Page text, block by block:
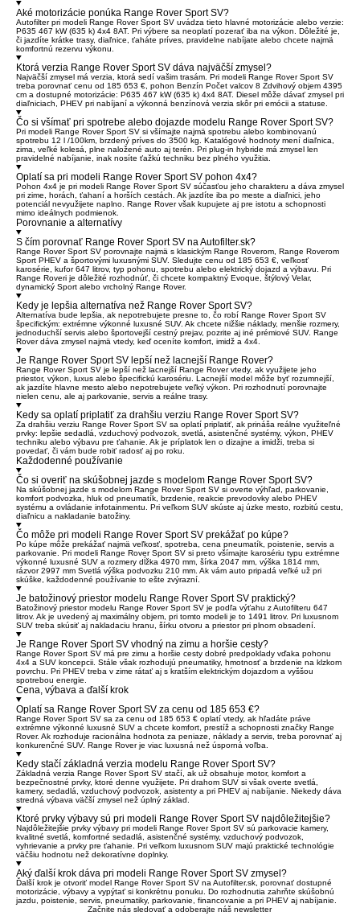
Aké motorizácie ponúka Range Rover Sport SV?
Autofilter pri modeli Range Rover Sport SV uvádza tieto hlavné motorizácie alebo verzie:
P635 467 kW (635 k) 4x4 8AT. Pri výbere sa neoplatí pozerať iba na výkon. Dôležité je,
či jazdíte krátke trasy, diaľnice, ťaháte príves, pravidelne nabíjate alebo chcete najmä
komfortnú rezervu výkonu.
Ktorá verzia Range Rover Sport SV dáva najväčší zmysel?
Najväčší zmysel má verzia, ktorá sedí vašim trasám. Pri modeli Range Rover Sport SV
treba porovnať cenu od 185 653 €, pohon Benzín Počet valcov 8 Zdvihový objem 4395
cm a dostupné motorizácie: P635 467 kW (635 k) 4x4 8AT. Diesel môže dávať zmysel pri
diaľniciach, PHEV pri nabíjaní a výkonná benzínová verzia skôr pri emócii a statuse.
Čo si všímať pri spotrebe alebo dojazde modelu Range Rover Sport SV?
Pri modeli Range Rover Sport SV si všímajte najmä spotrebu alebo kombinovanú
spotrebu 12 l /100km, brzdený príves do 3500 kg. Katalógové hodnoty mení diaľnica,
zima, veľké kolesá, plne naložené auto aj terén. Pri plug-in hybride má zmysel len
pravidelné nabíjanie, inak nosíte ťažkú techniku bez plného využitia.
Oplatí sa pri modeli Range Rover Sport SV pohon 4x4?
Pohon 4x4 je pri modeli Range Rover Sport SV súčasťou jeho charakteru a dáva zmysel
pri zime, horách, ťahaní a horších cestách. Ak jazdíte iba po meste a diaľnici, jeho
potenciál nevyužijete naplno. Range Rover však kupujete aj pre istotu a schopnosti
mimo ideálnych podmienok.
Porovnanie a alternatívy
S čím porovnať Range Rover Sport SV na Autofilter.sk?
Range Rover Sport SV porovnajte najmä s klasickým Range Roverom, Range Roverom
Sport PHEV a športovými luxusnými SUV. Sledujte cenu od 185 653 €, veľkosť
karosérie, kufor 647 litrov, typ pohonu, spotrebu alebo elektrický dojazd a výbavu. Pri
Range Roveri je dôležité rozhodnúť, či chcete kompaktný Evoque, štýlový Velar,
dynamický Sport alebo vrcholný Range Rover.
Kedy je lepšia alternatíva než Range Rover Sport SV?
Alternatíva bude lepšia, ak nepotrebujete presne to, čo robí Range Rover Sport SV
špecifickým: extrémne výkonné luxusné SUV. Ak chcete nižšie náklady, menšie rozmery,
jednoduchší servis alebo športovejší cestný prejav, pozrite aj iné prémiové SUV. Range
Rover dáva zmysel najmä vtedy, keď oceníte komfort, imidž a 4x4.
Je Range Rover Sport SV lepší než lacnejší Range Rover?
Range Rover Sport SV je lepší než lacnejší Range Rover vtedy, ak využijete jeho
priestor, výkon, luxus alebo špecifickú karosériu. Lacnejší model môže byť rozumnejší,
ak jazdíte hlavne mesto alebo nepotrebujete veľký výkon. Pri rozhodnutí porovnajte
nielen cenu, ale aj parkovanie, servis a reálne trasy.
Kedy sa oplatí priplatiť za drahšiu verziu Range Rover Sport SV?
Za drahšiu verziu Range Rover Sport SV sa oplatí priplatiť, ak prináša reálne využiteľné
prvky: lepšie sedadlá, vzduchový podvozok, svetlá, asistenčné systémy, výkon, PHEV
techniku alebo výbavu pre ťahanie. Ak je príplatok len o dizajne a imidži, treba si
povedať, či vám bude robiť radosť aj po roku.
Každodenné používanie
Čo si overiť na skúšobnej jazde s modelom Range Rover Sport SV?
Na skúšobnej jazde s modelom Range Rover Sport SV si overte výhľad, parkovanie,
komfort podvozka, hluk od pneumatík, brzdenie, reakcie prevodovky alebo PHEV
systému a ovládanie infotainmentu. Pri veľkom SUV skúste aj úzke mesto, rozbitú cestu,
diaľnicu a nakladanie batožiny.
Čo môže pri modeli Range Rover Sport SV prekážať po kúpe?
Po kúpe môže prekážať najmä veľkosť, spotreba, cena pneumatík, poistenie, servis a
parkovanie. Pri modeli Range Rover Sport SV si preto všímajte karosériu typu extrémne
výkonné luxusné SUV a rozmery dĺžka 4970 mm, šírka 2047 mm, výška 1814 mm,
rázvor 2997 mm Svetlá výška podvozku 210 mm. Ak vám auto pripadá veľké už pri
skúške, každodenné používanie to ešte zvýrazní.
Je batožinový priestor modelu Range Rover Sport SV praktický?
Batožinový priestor modelu Range Rover Sport SV je podľa výťahu z Autofilteru 647
litrov. Ak je uvedený aj maximálny objem, pri tomto modeli je to 1491 litrov. Pri luxusnom
SUV treba skúsiť aj nakladaciu hranu, šírku otvoru a priestor pri plnom obsadení.
Je Range Rover Sport SV vhodný na zimu a horšie cesty?
Range Rover Sport SV má pre zimu a horšie cesty dobré predpoklady vďaka pohonu
4x4 a SUV koncepcii. Stále však rozhodujú pneumatiky, hmotnosť a brzdenie na klzkom
povrchu. Pri PHEV treba v zime rátať aj s kratším elektrickým dojazdom a vyššou
spotrebou energie.
Cena, výbava a ďalší krok
Oplatí sa Range Rover Sport SV za cenu od 185 653 €?
Range Rover Sport SV sa za cenu od 185 653 € oplatí vtedy, ak hľadáte práve
extrémne výkonné luxusné SUV a chcete komfort, prestíž a schopnosti značky Range
Rover. Ak rozhoduje racionálna hodnota za peniaze, náklady a servis, treba porovnať aj
konkurenčné SUV. Range Rover je viac luxusná než úsporná voľba.
Kedy stačí základná verzia modelu Range Rover Sport SV?
Základná verzia Range Rover Sport SV stačí, ak už obsahuje motor, komfort a
bezpečnostné prvky, ktoré denne využijete. Pri drahom SUV si však overte svetlá,
kamery, sedadlá, vzduchový podvozok, asistenty a pri PHEV aj nabíjanie. Niekedy dáva
stredná výbava väčší zmysel než úplný základ.
Ktoré prvky výbavy sú pri modeli Range Rover Sport SV najdôležitejšie?
Najdôležitejšie prvky výbavy pri modeli Range Rover Sport SV sú parkovacie kamery,
kvalitné svetlá, komfortné sedadlá, asistenčné systémy, vzduchový podvozok,
vyhrievanie a prvky pre ťahanie. Pri veľkom luxusnom SUV majú praktické technológie
väčšiu hodnotu než dekoratívne doplnky.
Aký ďalší krok dáva pri modeli Range Rover Sport SV zmysel?
Ďalší krok je otvoriť model Range Rover Sport SV na Autofilter.sk, porovnať dostupné
motorizácie, výbavy a vypýtať si konkrétnu ponuku. Do rozhodnutia zahrňte skúšobnú
jazdu, poistenie, servis, pneumatiky, parkovanie, financovanie a pri PHEV aj nabíjanie.
Začnite nás sledovať a odoberajte náš newsletter